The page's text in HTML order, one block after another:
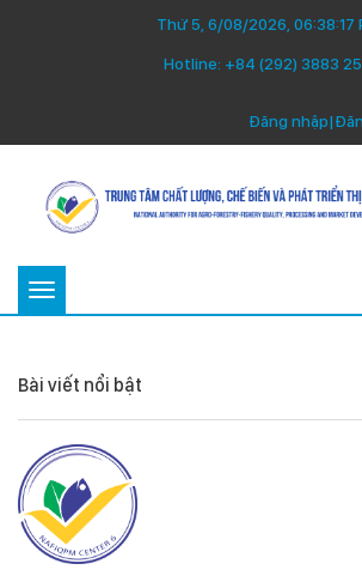
Thứ 5, 6/08/2026, 06:38:18
Hotline: +84 (292) 3883
Đăng nhập|
Toggle
Bài viết nổi bật